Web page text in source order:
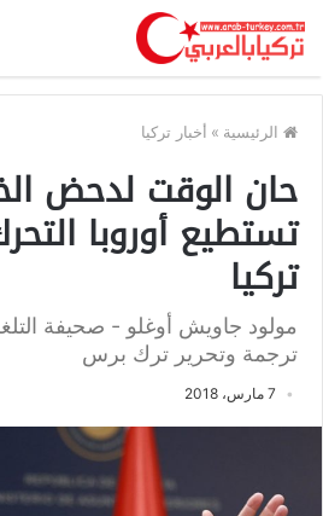
الرئيسية » أخبار تركيا
حان الوقت لدحض
تستطيع أوروبا
تركيا
مولود جاويش أوغلو - صحيفة
ترجمة وتحرير ترك برس
7 مارس، 2018